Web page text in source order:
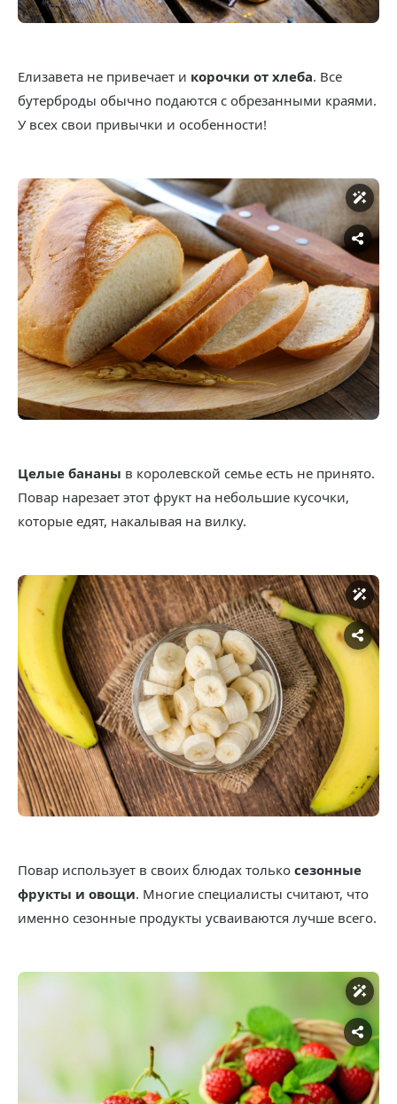
Елизавета не привечает и корочки от хлеба. Все
бутерброды обычно подаются с обрезанными краями.
У всех свои привычки и особенности!
Целые бананы в королевской семье есть не принято.
Повар нарезает этот фрукт на небольшие кусочки,
которые едят, накалывая на вилку.
Повар использует в своих блюдах только сезонные
фрукты и овощи. Многие специалисты считают, что
именно сезонные продукты усваиваются лучше всего.